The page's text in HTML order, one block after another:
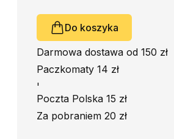
Do koszyka
Darmowa dostawa od 150 zł
Paczkomaty 14 zł
'
Poczta Polska 15 zł
Za pobraniem 20 zł